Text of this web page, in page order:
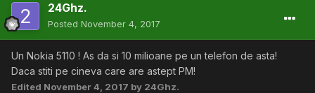
24Ghz.
Posted November 4, 2017
Un Nokia 5110 ! As da si 10 milioane pe un telefon de asta!
Daca stiti pe cineva care are astept PM!
Edited November 4, 2017 by 24Ghz.